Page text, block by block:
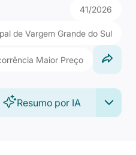
41/2026
de Vargem Grande do Sul
Maior Preço
Resumo por IA